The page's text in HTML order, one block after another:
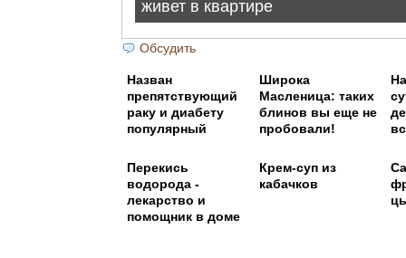
Обсудить
Назван
препятствующий
раку и диабету
популярный
Широка
Масленица: таких
блинов вы еще не
пробовали!
Перекись
водорода -
лекарство и
помощник в доме
Крем-суп из
кабачков